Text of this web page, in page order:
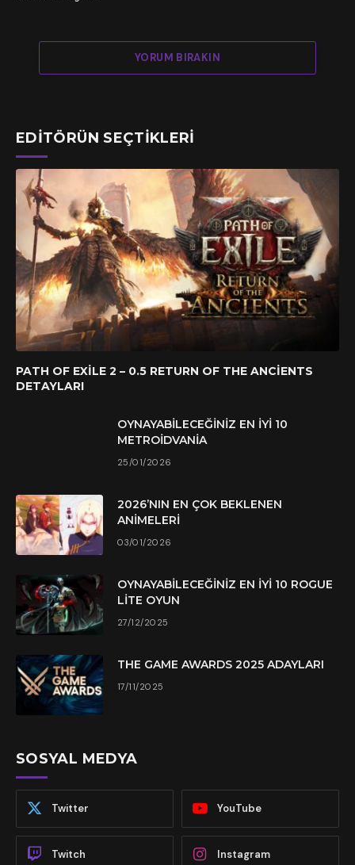
YORUM BIRAKIN
EDITÖRÜN SEÇTIKLERI
PATH OF EXILE 2 – 0.5 RETURN OF THE ANCIENTS
DETAYLARI
OYNAYABILECEĞINIZ EN İYI 10
METROIDVANIA
25/01/2026
2026’NIN EN ÇOK BEKLENEN
ANIMELERI
03/01/2026
OYNAYABILECEĞINIZ EN İYI 10 ROGUE
LITE OYUN
27/12/2025
THE GAME AWARDS 2025 ADAYLARI
17/11/2025
SOSYAL MEDYA
Twitter YouTube
Twitch Instagram